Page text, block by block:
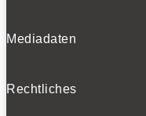
Mediadaten
Rechtliches